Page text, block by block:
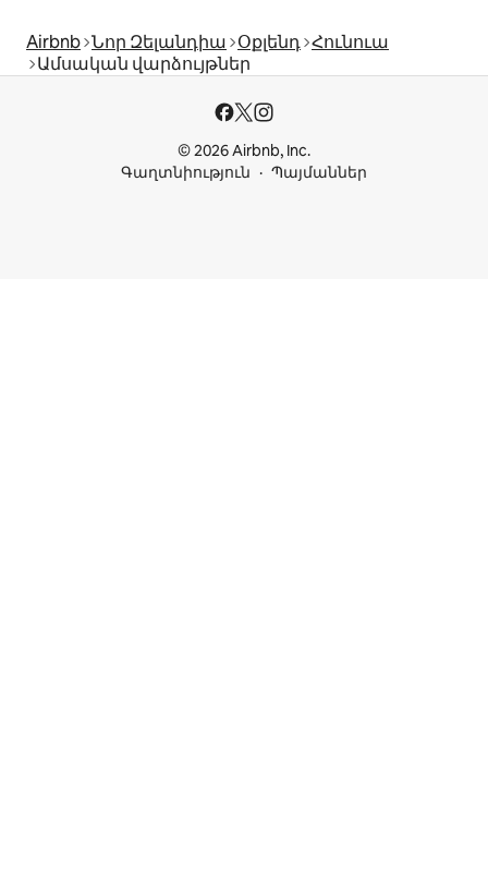
Airbnb Նոր Զելանդիա Օքլենդ Հունուա
Ամսական վարձույթներ
© 2026 Airbnb, Inc.
Գաղտնիություն
Պայմաններ